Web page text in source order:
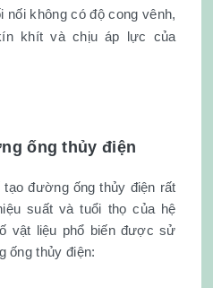
nối không có độ cong vênh,
khít và chịu áp lực của
ống thủy điện
đường ống thủy điện rất
suất và tuổi thọ của hệ
vật liệu phổ biến được sử
ống thủy điện: